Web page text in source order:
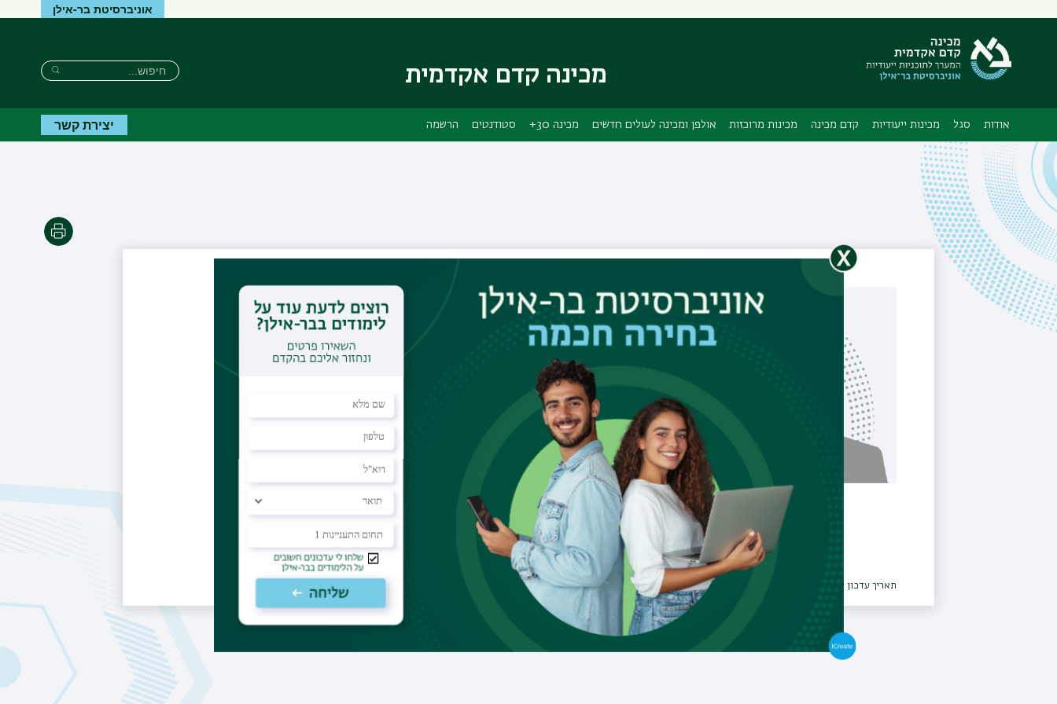
ראשי
תפריט
משני
אוניברסיטת בר-אילן
מכינה קדם אקדמית חיפוש
חיפוש
חיפוש
אודות סגל מכינות ייעודיות קדם מכינה מכינות מרוכזות אולפן ומכינה לעולים חדשים מכינה 30+ סטודנטים הרשמה יצירת קשר
הדפסה
מרצה - מתמטיקה
גב' לאה מירז
leameiraz@gmail.com
תאריך עדכון אחרון : 11/11/2024